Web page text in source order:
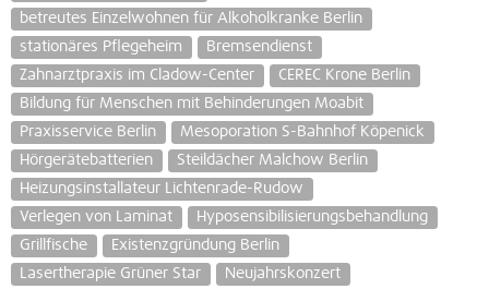
betreutes Einzelwohnen für Alkoholkranke Berlin
stationäres Pflegeheim
Bremsendienst
Zahnarztpraxis im Cladow-Center
CEREC Krone Berlin
Bildung für Menschen mit Behinderungen Moabit
Praxisservice Berlin
Mesoporation S-Bahnhof Köpenick
Hörgerätebatterien
Steildächer Malchow Berlin
Heizungsinstallateur Lichtenrade-Rudow
Verlegen von Laminat
Hyposensibilisierungsbehandlung
Grillfische
Existenzgründung Berlin
Lasertherapie Grüner Star
Neujahrskonzert